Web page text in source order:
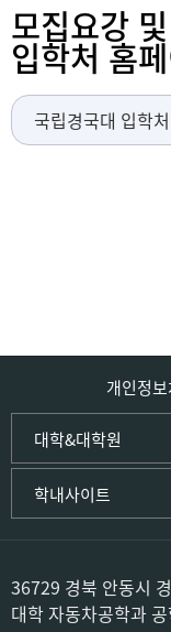
모집요강
입학처 홈
국립경국대 입학
개인정
대학&대학원
인문사회·IT대학
인문·문화학부
국어국문학전공
중국어문·문화학전공
한자문화콘텐츠학전
미디어문화커뮤니케
사학전공
학내사이트
국립경국대학교
(재)국립경국대학교발
공용S/W관리시스템
공자학원
공학교육인증시스템
36729 경북 안동시
대학 자동차공학과